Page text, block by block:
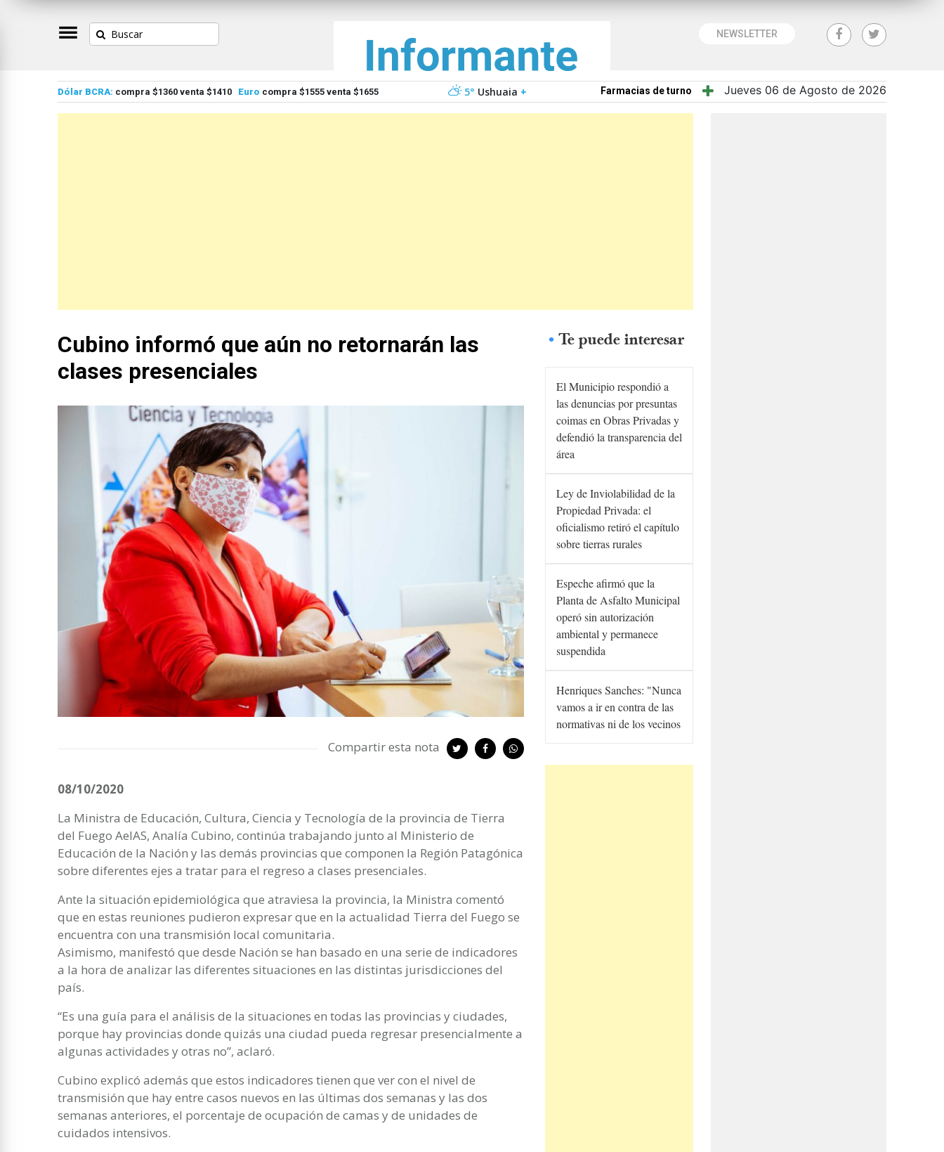
NEWSLETTER
Dólar BCRA: compra $1360 venta $1410 Euro compra $1555 venta $1655 5° Ushuaia + Farmacias de turno Jueves 06 de Agosto de 2026
Cubino informó que aún no retornarán las
clases presenciales
Compartir esta nota
08/10/2020
La Ministra de Educación, Cultura, Ciencia y Tecnología de la provincia de Tierra
del Fuego AeIAS, Analía Cubino, continúa trabajando junto al Ministerio de
Educación de la Nación y las demás provincias que componen la Región Patagónica
sobre diferentes ejes a tratar para el regreso a clases presenciales.
Ante la situación epidemiológica que atraviesa la provincia, la Ministra comentó
que en estas reuniones pudieron expresar que en la actualidad Tierra del Fuego se
encuentra con una transmisión local comunitaria.
Asimismo, manifestó que desde Nación se han basado en una serie de indicadores
a la hora de analizar las diferentes situaciones en las distintas jurisdicciones del
país.
“Es una guía para el análisis de la situaciones en todas las provincias y ciudades,
porque hay provincias donde quizás una ciudad pueda regresar presencialmente a
algunas actividades y otras no”, aclaró.
Cubino explicó además que estos indicadores tienen que ver con el nivel de
transmisión que hay entre casos nuevos en las últimas dos semanas y las dos
semanas anteriores, el porcentaje de ocupación de camas y de unidades de
cuidados intensivos.
Te puede interesar
El Municipio respondió a
las denuncias por presuntas
coimas en Obras Privadas y
defendió la transparencia del
área
Ley de Inviolabilidad de la
Propiedad Privada: el
oficialismo retiró el capítulo
sobre tierras rurales
Espeche afirmó que la
Planta de Asfalto Municipal
operó sin autorización
ambiental y permanece
suspendida
Henriques Sanches: "Nunca
vamos a ir en contra de las
normativas ni de los vecinos